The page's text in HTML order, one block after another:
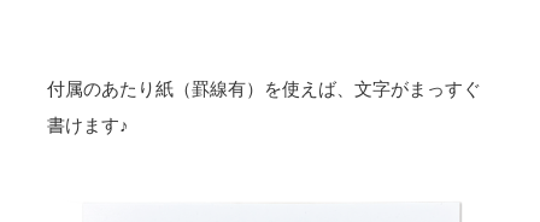
付属のあたり紙（罫線有）を使えば、文字がまっすぐ
書けます♪